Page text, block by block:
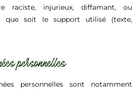
raciste, injurieux, diffamant, ou
que soit le support utilisé (texte,
personnelles
personnelles sont notamment